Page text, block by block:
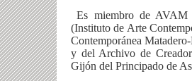
Es miembro de
(Instituto de Arte
Contemporánea
y del Archivo de
Gijón del Principado de